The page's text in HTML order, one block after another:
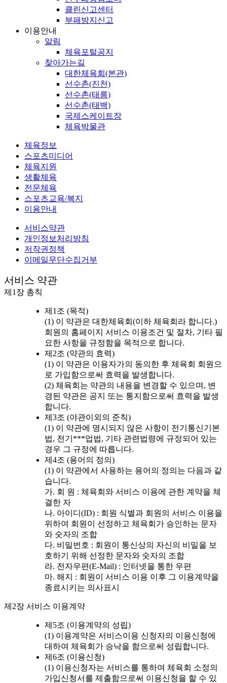
클린신고센터
부패방지신고
이용안내
알림
체육포털공지
찾아가는길
대한체육회(본관)
선수촌(진천)
선수촌(태릉)
선수촌(태백)
국제스케이트장
체육박물관
체육정보
스포츠미디어
체육지원
생활체육
전문체육
스포츠교육/복지
이용안내
서비스약관
개인정보처리방침
저작권정책
이메일무단수집거부
서비스 약관
제1장 총칙
제1조 (목적)
(1) 이 약관은 대한체육회(이하 체육회라 합니다.)
회원의 홈페이지 서비스 이용조건 및 절차, 기타 필
요한 사항을 규정함을 목적으로 합니다.
제2조 (약관의 효력)
(1) 이 약관은 이용자가의 동의한 후 체육회 회원으
로 가입함으로써 효력을 발생합니다.
(2) 체육회는 약관의 내용을 변경할 수 있으며, 변
경된 약관은 공지 또는 통지함으로써 효력을 발생
합니다.
제3조 (야관이외의 준칙)
(1) 이 약관에 명시되지 않은 사항이 전기통신기본
법, 전기***업법, 기타 관련법령에 규정되어 있는
경우 그 규정에 따릅니다.
제4조 (용어의 정의)
(1) 이 약관에서 사용하는 용어의 정의는 다음과 같
습니다.
가. 회 원 : 체육회와 서비스 이용에 관한 계약을 체
결한 자
나. 아이디(ID) : 회원 식별과 회원의 서비스 이용을
위하여 회원이 선정하고 체육회가 승인하는 문자
와 숫자의 조합
다. 비밀번호 : 회원이 통신상의 자신의 비밀을 보
호하기 위해 선정한 문자와 숫자의 조합
라. 전자우편(E-Mail) : 인터넷을 통한 우편
마. 해지 : 회원이 서비스 이용 이후 그 이용계약을
종료시키는 의사표시
제2장 서비스 이용계약
제5조 (이용계약의 성립)
(1) 이용계약은 서비스이용 신청자의 이용신청에
대하여 체육회가 승낙을 함으로써 성립합니다.
제6조 (이용신청)
(1) 이용신청자는 서비스를 통하여 체육회 소정의
가입신청서를 제출함으로써 이용신청을 할 수 있